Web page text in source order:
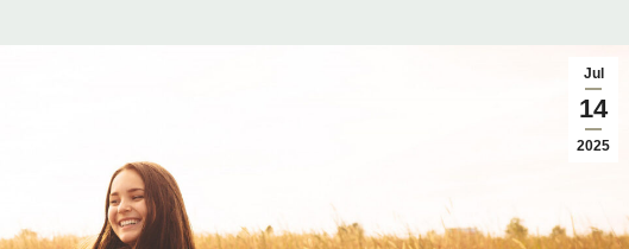
Jul
14
2025